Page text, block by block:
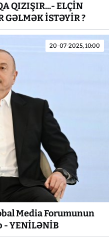
QIZIŞIR...- ELÇİN
GƏLMƏK İSTƏYİR ?
20-07-2025, 10:00
Media Forumunun
- YENİLƏNİB